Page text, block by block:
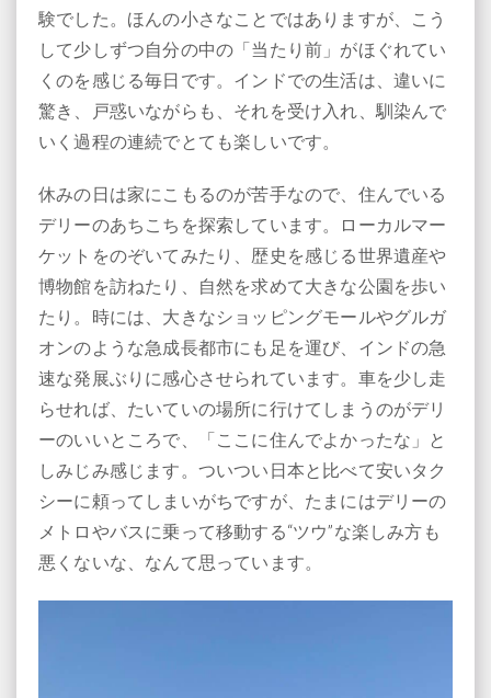
験でした。ほんの小さなことではありますが、こう
して少しずつ自分の中の「当たり前」がほぐれてい
くのを感じる毎日です。インドでの生活は、違いに
驚き、戸惑いながらも、それを受け入れ、馴染んで
いく過程の連続でとても楽しいです。
休みの日は家にこもるのが苦手なので、住んでいる
デリーのあちこちを探索しています。ローカルマー
ケットをのぞいてみたり、歴史を感じる世界遺産や
博物館を訪ねたり、自然を求めて大きな公園を歩い
たり。時には、大きなショッピングモールやグルガ
オンのような急成長都市にも足を運び、インドの急
速な発展ぶりに感心させられています。車を少し走
らせれば、たいていの場所に行けてしまうのがデリ
ーのいいところで、「ここに住んでよかったな」と
しみじみ感じます。ついつい日本と比べて安いタク
シーに頼ってしまいがちですが、たまにはデリーの
メトロやバスに乗って移動する“ツウ”な楽しみ方も
悪くないな、なんて思っています。